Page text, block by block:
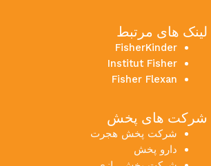
لینک های مرتبط
FisherKinder
Institut Fisher
Fisher Flexan
شرکت های پخش
شرکت پخش هجرت
دارو پخش